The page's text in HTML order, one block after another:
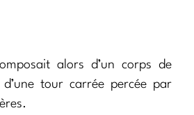
alors d’un corps de
tour carrée percée par